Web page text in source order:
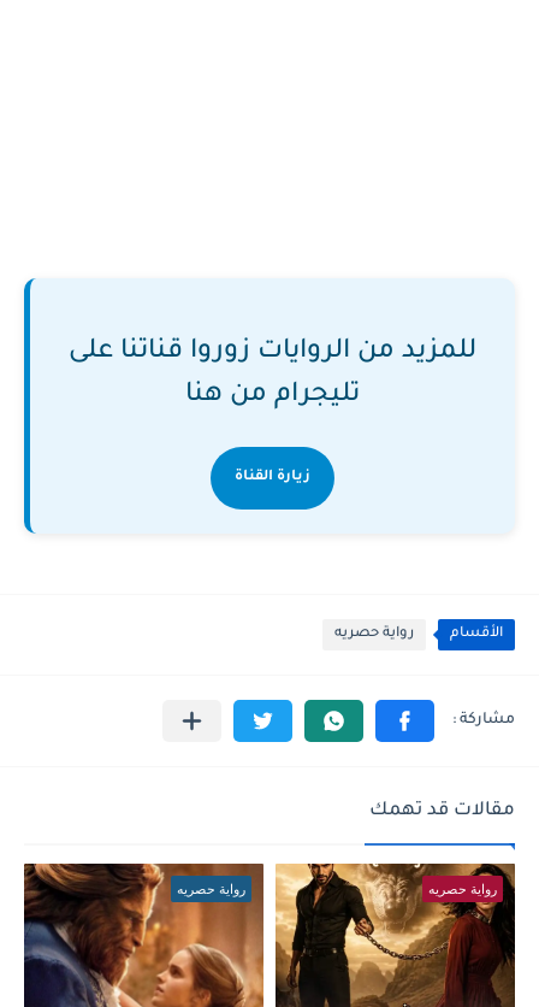
للمزيد من الروايات زوروا قناتنا على
تليجرام من هنا
زيارة القناة
الأقسام رواية حصريه
مقالات قد تهمك
رواية حصريه رواية حصريه